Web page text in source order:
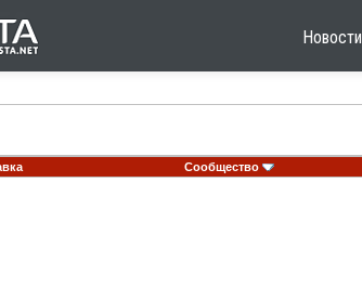
Новости
Сообщество